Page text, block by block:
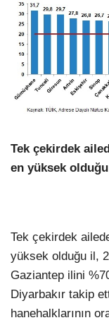
Tek çekirdek
en yüksek
Tek çekirdek
yüksek olduğu il,
Gaziantep ilini
Diyarbakır takip
hanehalklarının